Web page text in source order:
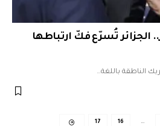
الجزائر تُسرّع فكّ ارتباطها
الناطقة باللغة…
…
16
17